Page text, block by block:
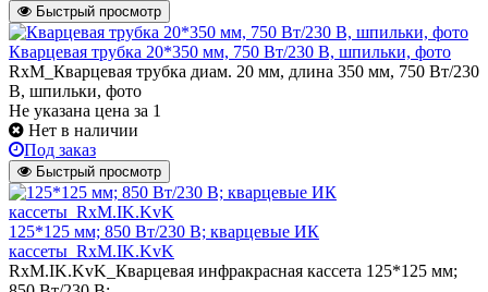
Быстрый просмотр
Кварцевая трубка 20*350 мм, 750 Вт/230 В, шпильки, фото
RxM_Кварцевая трубка диам. 20 мм, длина 350 мм, 750 Вт/230
В, шпильки, фото
Не указана цена за 1
Нет в наличии
Под заказ
Быстрый просмотр
125*125 мм; 850 Вт/230 В; кварцевые ИК
кассеты_RxM.IK.KvK
RxM.IK.KvK_Кварцевая инфракрасная кассета 125*125 мм;